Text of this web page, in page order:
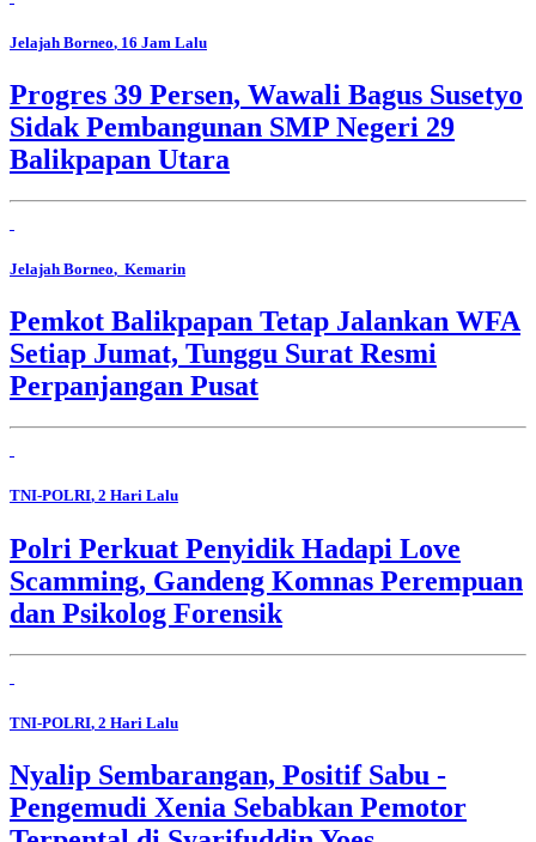
Jelajah Borneo, 16 Jam Lalu
Progres 39 Persen, Wawali Bagus Susetyo
Sidak Pembangunan SMP Negeri 29
Balikpapan Utara
Jelajah Borneo, Kemarin
Pemkot Balikpapan Tetap Jalankan WFA
Setiap Jumat, Tunggu Surat Resmi
Perpanjangan Pusat
TNI-POLRI, 2 Hari Lalu
Polri Perkuat Penyidik Hadapi Love
Scamming, Gandeng Komnas Perempuan
dan Psikolog Forensik
TNI-POLRI, 2 Hari Lalu
Nyalip Sembarangan, Positif Sabu -
Pengemudi Xenia Sebabkan Pemotor